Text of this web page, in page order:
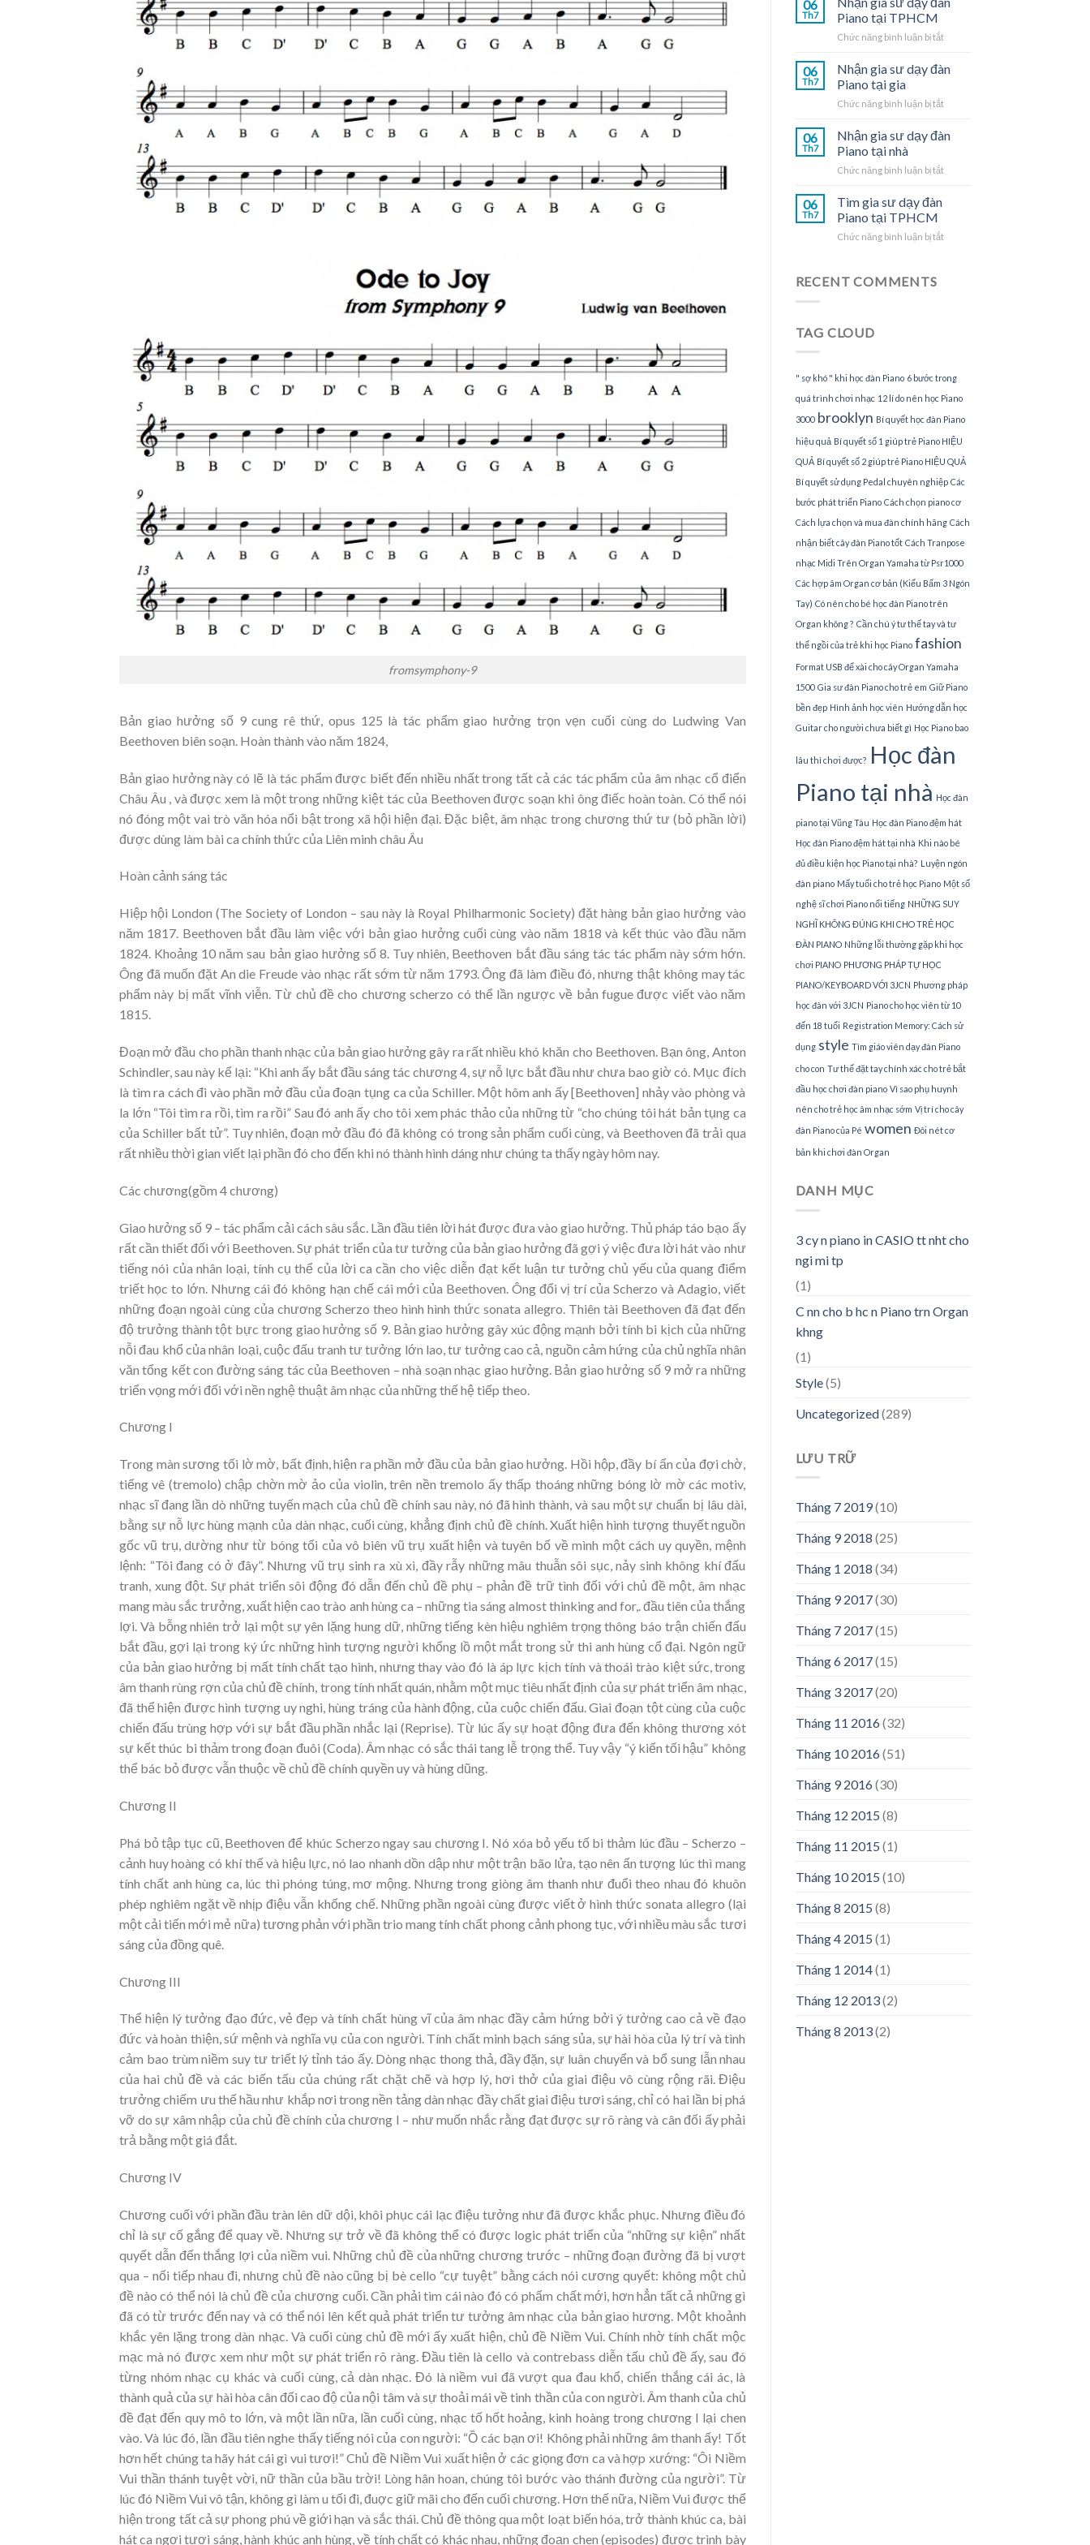
fromsymphony-9
Bản giao hưởng số 9 cung rê thứ, opus 125 là tác phẩm giao hưởng trọn vẹn cuối cùng do Ludwing Van
Beethoven biên soạn. Hoàn thành vào năm 1824,
Bản giao hưởng này có lẽ là tác phẩm được biết đến nhiều nhất trong tất cả các tác phẩm của âm nhạc cổ điển
Châu Âu , và được xem là một trong những kiệt tác của Beethoven được soạn khi ông điếc hoàn toàn. Có thể nói
nó đóng một vai trò văn hóa nổi bật trong xã hội hiện đại. Đặc biệt, âm nhạc trong chương thứ tư (bỏ phần lời)
được dùng làm bài ca chính thức của Liên minh châu Âu
Hoàn cảnh sáng tác
Hiệp hội London (The Society of London – sau này là Royal Philharmonic Society) đặt hàng bản giao hưởng vào
năm 1817. Beethoven bắt đầu làm việc với bản giao hưởng cuối cùng vào năm 1818 và kết thúc vào đầu năm
1824. Khoảng 10 năm sau bản giao hưởng số 8. Tuy nhiên, Beethoven bắt đầu sáng tác tác phẩm này sớm hớn.
Ông đã muốn đặt An die Freude vào nhạc rất sớm từ năm 1793. Ông đã làm điều đó, nhưng thật không may tác
phẩm này bị mất vĩnh viễn. Từ chủ đề cho chương scherzo có thể lần ngược về bản fugue được viết vào năm
1815.
Đoạn mở đầu cho phần thanh nhạc của bản giao hưởng gây ra rất nhiều khó khăn cho Beethoven. Bạn ông, Anton
Schindler, sau này kể lại: “Khi anh ấy bắt đầu sáng tác chương 4, sự nỗ lực bắt đầu như chưa bao giờ có. Mục đích
là tìm ra cách đi vào phần mở đầu của đoạn tụng ca của Schiller. Một hôm anh ấy [Beethoven] nhảy vào phòng và
la lớn “Tôi tìm ra rồi, tìm ra rồi” Sau đó anh ấy cho tôi xem phác thảo của những từ “cho chúng tôi hát bản tụng ca
của Schiller bất tử”. Tuy nhiên, đoạn mở đầu đó đã không có trong sản phẩm cuối cùng, và Beethoven đã trải qua
rất nhiều thời gian viết lại phần đó cho đến khi nó thành hình dáng như chúng ta thấy ngày hôm nay.
Các chương(gồm 4 chương)
Giao hưởng số 9 – tác phẩm cải cách sâu sắc. Lần đầu tiên lời hát được đưa vào giao hưởng. Thủ pháp táo bạo ấy
rất cần thiết đối với Beethoven. Sự phát triển của tư tưởng của bản giao hưởng đã gợi ý việc đưa lời hát vào như
tiếng nói của nhân loại, tính cụ thể của lời ca cần cho việc diễn đạt kết luận tư tưởng chủ yếu của quang điểm
triết học to lớn. Nhưng cái đó không hạn chế cái mới của Beethoven. Ông đổi vị trí của Scherzo và Adagio, viết
những đoạn ngoài cùng của chương Scherzo theo hình hình thức sonata allegro. Thiên tài Beethoven đã đạt đến
độ trưởng thành tột bực trong giao hưởng số 9. Bản giao hưởng gây xúc động mạnh bởi tính bi kịch của những
nỗi đau khổ của nhân loại, cuộc đấu tranh tư tưởng lớn lao, tư tưởng cao cả, nguồn cảm hứng của chủ nghĩa nhân
văn tổng kết con đường sáng tác của Beethoven – nhà soạn nhạc giao hưởng. Bản giao hưởng số 9 mở ra những
triển vọng mới đối với nền nghệ thuật âm nhạc của những thế hệ tiếp theo.
Chương I
Trong màn sương tối lờ mờ, bất định, hiện ra phần mở đầu của bản giao hưởng. Hồi hộp, đầy bí ẩn của đợi chờ,
tiếng vê (tremolo) chập chờn mờ ảo của violin, trên nền tremolo ấy thấp thoáng những bóng lờ mờ các motiv,
nhạc sĩ đang lần dò những tuyến mạch của chủ đề chính sau này, nó đã hình thành, và sau một sự chuẩn bị lâu dài,
bằng sự nỗ lực hùng mạnh của dàn nhạc, cuối cùng, khẳng định chủ đề chính. Xuất hiện hình tượng thuyết nguồn
gốc vũ trụ, dường như từ bóng tối của vô biên vũ trụ xuất hiện và tuyên bố về mình một cách uy quyền, mệnh
lệnh: “Tôi đang có ở đây”. Nhưng vũ trụ sinh ra xù xì, đầy rẫy những mâu thuẫn sôi sục, nảy sinh không khí đấu
tranh, xung đột. Sự phát triển sôi động đó dẫn đến chủ đề phụ – phản đề trữ tình đối với chủ đề một, âm nhạc
mang màu sắc trưởng, xuất hiện cao trào anh hùng ca – những tia sáng almost thinking and for,. đầu tiên của thắng
lợi. Và bỗng nhiên trở lại một sự yên lặng hung dữ, những tiếng kèn hiệu nghiêm trọng thông báo trận chiến đấu
bắt đầu, gợi lại trong ký ức những hình tượng người khổng lồ một mắt trong sử thi anh hùng cổ đại. Ngôn ngữ
của bản giao hưởng bị mất tính chất tạo hình, nhưng thay vào đó là áp lực kịch tính và thoái trào kiệt sức, trong
âm thanh rùng rợn của chủ đề chính, trong tính nhất quán, nhằm một mục tiêu nhất định của sự phát triển âm nhạc,
đã thể hiện được hình tượng uy nghi, hùng tráng của hành động, của cuộc chiến đấu. Giai đoạn tột cùng của cuộc
chiến đấu trùng hợp với sự bắt đầu phần nhắc lại (Reprise). Từ lúc ấy sự hoạt động đưa đến không thương xót
sự kết thúc bi thảm trong đoạn đuôi (Coda). Âm nhạc có sắc thái tang lễ trọng thể. Tuy vậy “ý kiến tối hậu” không
thể bác bỏ được vẫn thuộc về chủ đề chính quyền uy và hùng dũng.
Chương II
Phá bỏ tập tục cũ, Beethoven để khúc Scherzo ngay sau chương I. Nó xóa bỏ yếu tố bi thảm lúc đầu – Scherzo –
cảnh huy hoàng có khí thế và hiệu lực, nó lao nhanh dồn dập như một trận bão lửa, tạo nên ấn tượng lúc thì mang
tính chất anh hùng ca, lúc thì phóng túng, mơ mộng. Nhưng trong giòng âm thanh như đuổi theo nhau đó khuôn
phép nghiêm ngặt về nhịp điệu vẫn khống chế. Những phần ngoài cùng được viết ở hình thức sonata allegro (lại
một cải tiến mới mẻ nữa) tương phản với phần trio mang tính chất phong cảnh phong tục, với nhiều màu sắc tươi
sáng của đồng quê.
Chương III
Thể hiện lý tưởng đạo đức, vẻ đẹp và tính chất hùng vĩ của âm nhạc đầy cảm hứng bởi ý tưởng cao cả về đạo
đức và hoàn thiện, sứ mệnh và nghĩa vụ của con người. Tính chất minh bạch sáng sủa, sự hài hòa của lý trí và tình
cảm bao trùm niềm suy tư triết lý tỉnh táo ấy. Dòng nhạc thong thả, đầy đặn, sự luân chuyển và bổ sung lẫn nhau
của hai chủ đề và các biến tấu của chúng rất chặt chẽ và hợp lý, hơi thở của giai điệu vô cùng rộng rãi. Điệu
trưởng chiếm ưu thế hầu như khắp nơi trong nền tảng dàn nhạc đầy chất giai điệu tươi sáng, chỉ có hai lần bị phá
vỡ do sự xâm nhập của chủ đề chính của chương I – như muốn nhắc rằng đạt được sự rõ ràng và cân đối ấy phải
trả bằng một giá đắt.
Chương IV
Chương cuối với phần đầu tràn lên dữ dội, khôi phục cái lạc điệu tưởng như đã được khắc phục. Nhưng điều đó
chỉ là sự cố gắng để quay về. Nhưng sự trở về đã không thể có được logic phát triển của “những sự kiện” nhất
quyết dẫn đến thắng lợi của niềm vui. Những chủ đề của những chương trước – những đoạn đường đã bị vượt
qua – nối tiếp nhau đi, nhưng chủ đề nào cũng bị bè cello “cự tuyệt” bằng cách nói cương quyết: không một chủ
đề nào có thể nói là chủ đề của chương cuối. Cần phải tìm cái nào đó có phẩm chất mới, hơn hẳn tất cả những gì
đã có từ trước đến nay và có thể nói lên kết quả phát triển tư tưởng âm nhạc của bản giao hương. Một khoảnh
khắc yên lặng trong dàn nhạc. Và cuối cùng chủ đề mới ấy xuất hiện, chủ đề Niềm Vui. Chính nhờ tính chất mộc
mạc mà nó được xem như một sự phát triển rõ ràng. Đầu tiên là cello và contrebass diễn tấu chủ đề ấy, sau đó
từng nhóm nhạc cụ khác và cuối cùng, cả dàn nhạc. Đó là niềm vui đã vượt qua đau khổ, chiến thắng cái ác, là
thành quả của sự hài hòa cân đối cao độ của nội tâm và sự thoải mái về tinh thần của con người. Âm thanh của chủ
đề đạt đến quy mô to lớn, và một lần nữa, lần cuối cùng, nhạc tố hốt hoảng, kinh hoàng trong chương I lại chen
vào. Và lúc đó, lần đầu tiên nghe thấy tiếng nói của con người: “Ồ các bạn ơi! Không phải những âm thanh ấy! Tốt
hơn hết chúng ta hãy hát cái gì vui tươi!” Chủ đề Niềm Vui xuất hiện ở các giọng đơn ca và hợp xướng: “Ôi Niềm
Vui thần thánh tuyệt vời, nữ thần của bầu trời! Lòng hân hoan, chúng tôi bước vào thánh đường của người”. Từ
lúc đó Niềm Vui vô tận, không gì làm u tối đi, đuợc giữ mãi cho đến cuối chương. Hơn thế nữa, Niềm Vui được thể
hiện trong tất cả sự phong phú về giới hạn và sắc thái. Chủ đề thông qua một loạt biến hóa, trở thành khúc ca, bài
hát ca ngợi tươi sáng, hành khúc anh hùng, về tính chất có khác nhau, những đoạn chen (episodes) được trình bày
Piano
nhà
06
Th7
Piano tại TPHCM
Chức năng bình luận bị tắtở
đàn
tại
06
Th7
Nhận gia sư dạy đàn
Piano tại gia
Chức năng bình luận bị tắtở
đàn
06
Th7
Nhận gia sư dạy đàn
Piano tại nhà
Chức năng bình luận bị tắtở
đàn
06
Th7
Tìm gia sư dạy đàn
Piano tại TPHCM
Chức năng bình luận bị tắtở
RECENT COMMENTS
TAG CLOUD
" sợ khó " khi học đàn Piano 6 bước trong
quá trình chơi nhạc 12 lí do nên học Piano
3000 brooklyn Bí quyết học đàn Piano
hiệu quả Bí quyết số 1 giúp trẻ Piano HIỆU
QUẢ Bí quyết số 2 giúp trẻ Piano HIỆU QUẢ
Bí quyết sử dụng Pedal chuyên nghiệp Các
bước phát triển Piano Cách chọn piano cơ
Cách lựa chọn và mua đàn chính hãng Cách
nhận biết cây đàn Piano tốt Cách Tranpose
nhạc Midi Trên Organ Yamaha từ Psr1000
Các hợp âm Organ cơ bản (Kiểu Bấm 3 Ngón
Tay) Có nên cho bé học đàn Piano trên
Organ không ? Cần chú ý tư thế tay và tư
thế ngồi của trẻ khi học Piano fashion
Format USB để xài cho cây Organ Yamaha
1500 Gia sư đàn Piano cho trẻ em Giữ Piano
bền đẹp Hình ảnh học viên Hướng dẫn học
Guitar cho người chưa biết gì Học Piano bao
lâu thì chơi được? Học đàn
Piano tại nhà Học đàn
piano tại Vũng Tàu Học đàn Piano đệm hát
Học đàn Piano đệm hát tại nhà Khi nào bé
đủ điều kiện học Piano tại nhà? Luyện ngón
đàn piano Mấy tuổi cho trẻ học Piano Một số
nghệ sĩ chơi Piano nổi tiếng NHỮNG SUY
NGHĨ KHÔNG ĐÚNG KHI CHO TRẺ HỌC
ĐÀN PIANO Những lỗi thường gặp khi học
chơi PIANO PHƯƠNG PHÁP TỰ HỌC
PIANO/KEYBOARD VỚI 3JCN Phương pháp
học đàn với 3JCN Piano cho học viên từ 10
đến 18 tuổi Registration Memory: Cách sử
dụng style Tìm giáo viên dạy đàn Piano
cho con Tư thế đặt tay chính xác cho trẻ bắt
đầu học chơi đàn piano Vì sao phụ huynh
nên cho trẻ học âm nhạc sớm Vị trí cho cây
đàn Piano của Pé women Đôi nét cơ
bản khi chơi đàn Organ
DANH MỤC
3 cy n piano in CASIO tt nht cho
ngi mi tp
(1)
C nn cho b hc n Piano trn Organ
khng
(1)
Style(5)
Uncategorized(289)
LƯU TRỮ
Tháng 7 2019(10)
Tháng 9 2018 (25)
Tháng 1 2018 (34)
Tháng 9 2017(30)
Tháng 7 2017(15)
Tháng 6 2017(15)
Tháng 3 2017(20)
Tháng 11 2016(32)
Tháng 10 2016(51)
Tháng 9 2016(30)
Tháng 12 2015 (8)
Tháng 11 2015 (1)
Tháng 10 2015 (10)
Tháng 8 2015 (8)
Tháng 4 2015 (1)
Tháng 1 2014(1)
Tháng 12 2013(2)
Tháng 8 2013(2)